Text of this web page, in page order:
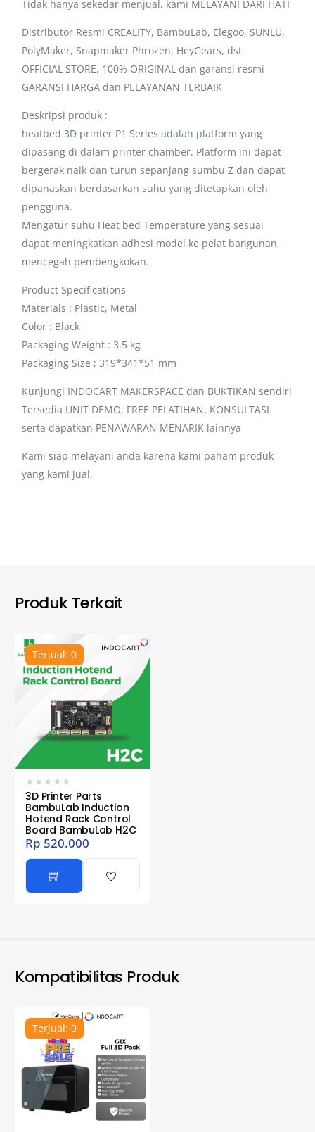
Tidak hanya sekedar menjual, kami MELAYANI DARI HATI
Distributor Resmi CREALITY, BambuLab, Elegoo, SUNLU,
PolyMaker, Snapmaker Phrozen, HeyGears, dst.
OFFICIAL STORE, 100% ORIGINAL dan garansi resmi
GARANSI HARGA dan PELAYANAN TERBAIK
Deskripsi produk :
heatbed 3D printer P1 Series adalah platform yang
dipasang di dalam printer chamber. Platform ini dapat
bergerak naik dan turun sepanjang sumbu Z dan dapat
dipanaskan berdasarkan suhu yang ditetapkan oleh
pengguna.
Mengatur suhu Heat bed Temperature yang sesuai
dapat meningkatkan adhesi model ke pelat bangunan,
mencegah pembengkokan.
Product Specifications
Materials : Plastic, Metal
Color : Black
Packaging Weight : 3.5 kg
Packaging Size ; 319*341*51 mm
Kunjungi INDOCART MAKERSPACE dan BUKTIKAN sendiri
Tersedia UNIT DEMO, FREE PELATIHAN, KONSULTASI
serta dapatkan PENAWARAN MENARIK lainnya
Kami siap melayani anda karena kami paham produk
yang kami jual.
Produk Terkait
Terjual: 0
★ ★ ★ ★ ★
3D Printer Parts
BambuLab Induction
Hotend Rack Control
Board BambuLab H2C
Rp 520.000
Kompatibilitas Produk
Terjual: 0